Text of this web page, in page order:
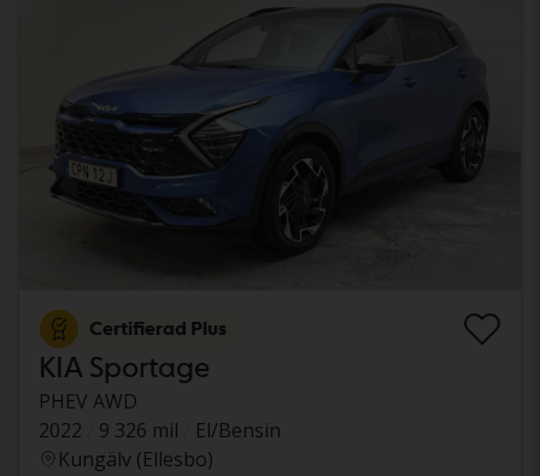
Certifierad Plus
KIA Sportage
PHEV AWD
2022
9 326 mil
El/Bensin
Kungälv (Ellesbo)